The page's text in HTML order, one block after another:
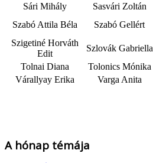
Sári Mihály
Sasvári Zoltán
Szabó Attila Béla
Szabó Gellért
Szigetiné Horváth
Edit
Szlovák Gabriella
Tolnai Diana Tolonics Mónika
Várallyay Erika
Varga Anita
A hónap témája